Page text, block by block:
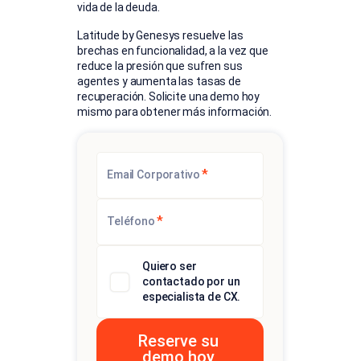
vida de la deuda.
Latitude by Genesys resuelve las
brechas en funcionalidad, a la vez que
reduce la presión que sufren sus
agentes y aumenta las tasas de
recuperación. Solicite una demo hoy
mismo para obtener más información.
Email Corporativo*
Teléfono*
Quiero ser
contactado por un
especialista de CX.